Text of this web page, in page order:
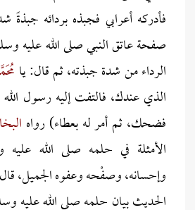
فأدركه أعرابي فجبذه بردائه
صفحة عاتق النبي صلى الله عليه
الرداء من شدة جبذته، ثم قال: يا
الذي عندك، فالتفت إليه رسول
فضحك، ثم أمر له بعطاء) رواه
الأمثلة في حلمه صلى الله
وإحسانه، وصفْحه وعفوه الجميل، قال
الحديث بيان حلمه صلى الله عليه